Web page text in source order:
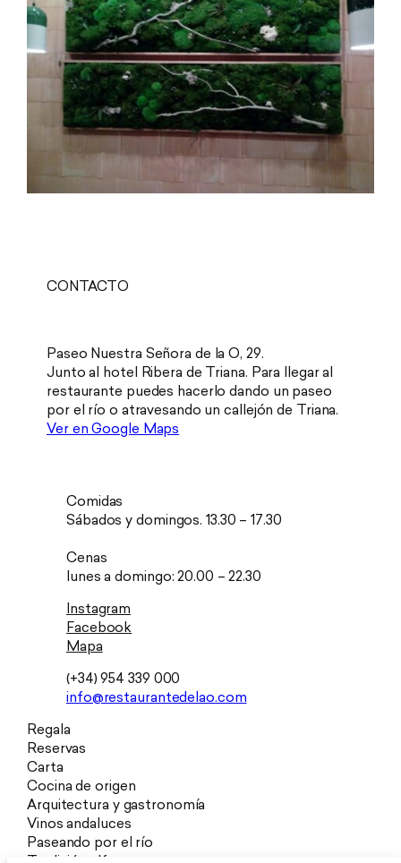
CONTACTO
Paseo Nuestra Señora de la O, 29.
Junto al hotel Ribera de Triana. Para llegar al
restaurante puedes hacerlo dando un paseo
por el río o atravesando un callejón de Triana.
Ver en Google Maps
Comidas
Sábados y domingos. 13.30 – 17.30
Cenas
lunes a domingo: 20.00 – 22.30
Instagram
Facebook
Mapa
(+34) 954 339 000
info@restaurantedelao.com
Regala
Reservas
Carta
Cocina de origen
Arquitectura y gastronomía
Vinos andaluces
Paseando por el río